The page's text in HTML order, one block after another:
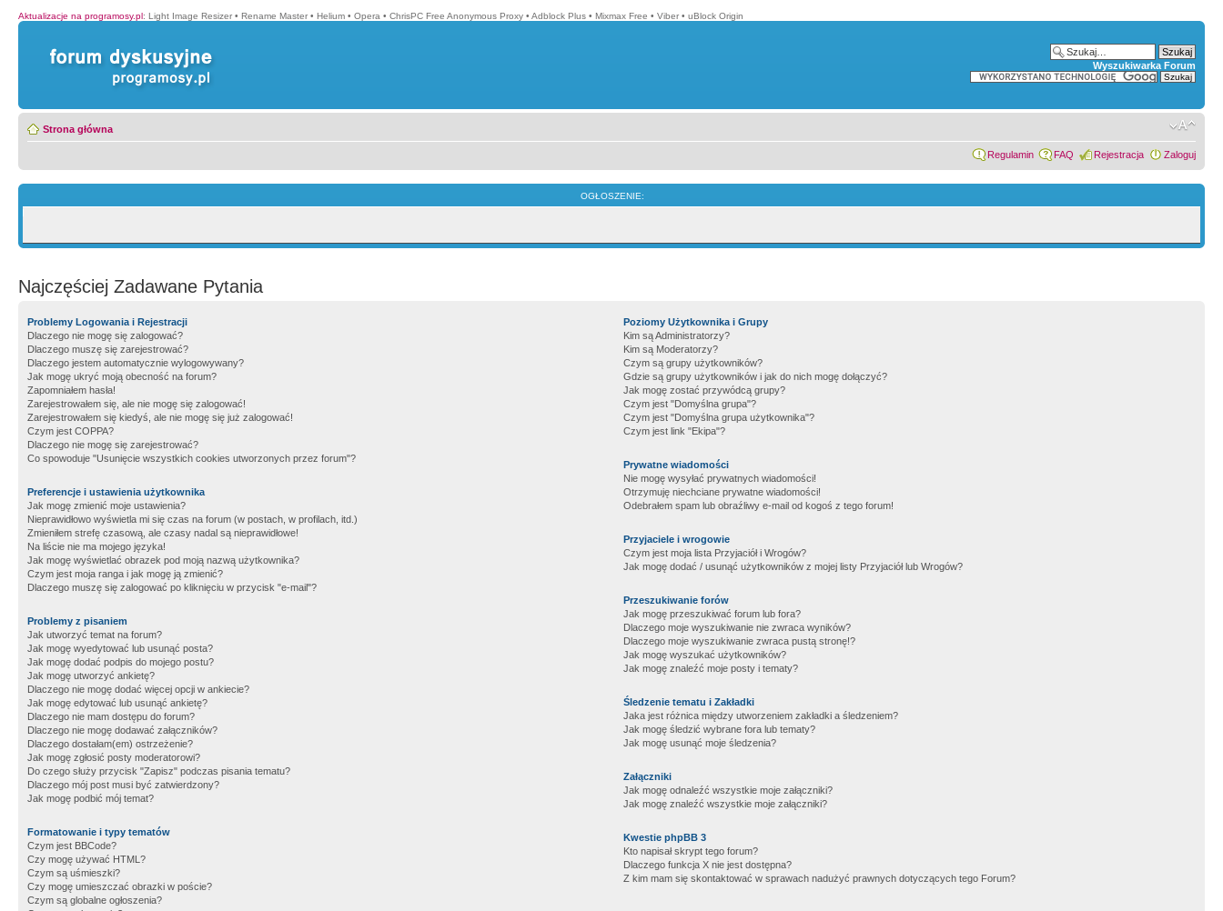
Aktualizacje na programosy.pl: Light Image Resizer • Rename Master • Helium • Opera • ChrisPC Free Anonymous Proxy • Adblock Plus • Mixmax Free • Viber • uBlock Origin
Wyszukiwarka Forum
Strona główna
Regulamin FAQ Rejestracja Zaloguj
OGŁOSZENIE:
Najczęściej Zadawane Pytania
Problemy Logowania i Rejestracji
Dlaczego nie mogę się zalogować?
Dlaczego muszę się zarejestrować?
Dlaczego jestem automatycznie wylogowywany?
Jak mogę ukryć moją obecność na forum?
Zapomniałem hasła!
Zarejestrowałem się, ale nie mogę się zalogować!
Zarejestrowałem się kiedyś, ale nie mogę się już zalogować!
Czym jest COPPA?
Dlaczego nie mogę się zarejestrować?
Co spowoduje "Usunięcie wszystkich cookies utworzonych przez forum"?
Preferencje i ustawienia użytkownika
Jak mogę zmienić moje ustawienia?
Nieprawidłowo wyświetla mi się czas na forum (w postach, w profilach, itd.)
Zmieniłem strefę czasową, ale czasy nadal są nieprawidłowe!
Na liście nie ma mojego języka!
Jak mogę wyświetlać obrazek pod moją nazwą użytkownika?
Czym jest moja ranga i jak mogę ją zmienić?
Dlaczego muszę się zalogować po kliknięciu w przycisk "e-mail"?
Problemy z pisaniem
Jak utworzyć temat na forum?
Jak mogę wyedytować lub usunąć posta?
Jak mogę dodać podpis do mojego postu?
Jak mogę utworzyć ankietę?
Dlaczego nie mogę dodać więcej opcji w ankiecie?
Jak mogę edytować lub usunąć ankietę?
Dlaczego nie mam dostępu do forum?
Dlaczego nie mogę dodawać załączników?
Dlaczego dostałam(em) ostrzeżenie?
Jak mogę zgłosić posty moderatorowi?
Do czego służy przycisk "Zapisz" podczas pisania tematu?
Dlaczego mój post musi być zatwierdzony?
Jak mogę podbić mój temat?
Formatowanie i typy tematów
Czym jest BBCode?
Czy mogę używać HTML?
Czym są uśmieszki?
Czy mogę umieszczać obrazki w poście?
Czym są globalne ogłoszenia?
Poziomy Użytkownika i Grupy
Kim są Administratorzy?
Kim są Moderatorzy?
Czym są grupy użytkowników?
Gdzie są grupy użytkowników i jak do nich mogę dołączyć?
Jak mogę zostać przywódcą grupy?
Czym jest "Domyślna grupa"?
Czym jest "Domyślna grupa użytkownika"?
Czym jest link "Ekipa"?
Prywatne wiadomości
Nie mogę wysyłać prywatnych wiadomości!
Otrzymuję niechciane prywatne wiadomości!
Odebrałem spam lub obraźliwy e-mail od kogoś z tego forum!
Przyjaciele i wrogowie
Czym jest moja lista Przyjaciół i Wrogów?
Jak mogę dodać / usunąć użytkowników z mojej listy Przyjaciół lub Wrogów?
Przeszukiwanie forów
Jak mogę przeszukiwać forum lub fora?
Dlaczego moje wyszukiwanie nie zwraca wyników?
Dlaczego moje wyszukiwanie zwraca pustą stronę!?
Jak mogę wyszukać użytkowników?
Jak mogę znaleźć moje posty i tematy?
Śledzenie tematu i Zakładki
Jaka jest różnica między utworzeniem zakładki a śledzeniem?
Jak mogę śledzić wybrane fora lub tematy?
Jak mogę usunąć moje śledzenia?
Załączniki
Jak mogę odnaleźć wszystkie moje załączniki?
Jak mogę znaleźć wszystkie moje załączniki?
Kwestie phpBB 3
Kto napisał skrypt tego forum?
Dlaczego funkcja X nie jest dostępna?
Z kim mam się skontaktować w sprawach nadużyć prawnych dotyczących tego Forum?